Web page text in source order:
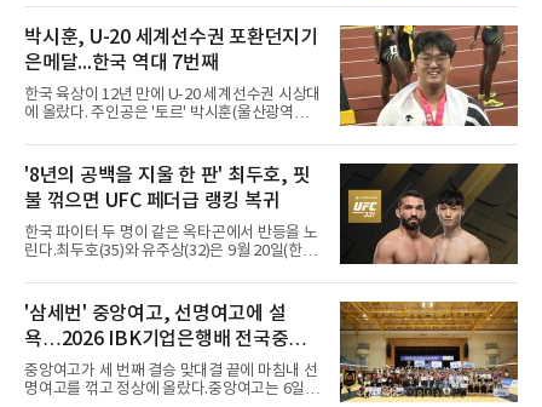
다.B조에서는 용산고가 안양고를 98-71로 꺾고
대회 2연승을 달렸다.한편 남중
서 일본여자프로농구 2부 리그 아란마레에 54-
79로 졌다. 이다연이 14점을 넣었으나 20점 9리
바운드를 기록한 바이 쿰바 디야산을 앞세운 상
대를 넘지 못했다.이번 대회에 처음 출전한 아란
마레는 조별리그부터 결승까지 6전 전승을 거뒀
고, 디야산이 최우수선수(MVP)로 뽑혔다.
박시훈, U-20 세계선수권 포환던지기
은메달...한국 역대 7번째
한국 육상이 12년 만에 U-20 세계선수권 시상대
에 올랐다. 주인공은 '토르' 박시훈(울산광역시)
진 헤이워드 필드에서 열린 세계육상연맹(WA)
20세 이하 세계선수권 남자 포환던지기 결선에
서 20.31ｍ를 던져 2위에 올랐다. 우승자 알레산
드로 보르헤스(브라질)와는 4㎝ 차이였다.기록
의 의미는 크다. 1986년 시작된 이 대회에서 한
국이 따낸 메달은 은 1개와 동 5개뿐이다. 1992
년 이진일(800ｍ)의 은메달 이후 박재홍, 박재
7번째 메달리스트가 됐다.승부는 막판에 갈렸
다. 3차 시기에서 20.31ｍ로 선
'8년의 공백을 지울 한 판' 최두호, 핏
불 꺾으면 UFC 페더급 랭킹 복귀
한국 파이터 두 명이 같은 옥타곤에서 반등을 노
린다.최두호(35)와 유주상(32)은 9월 20일(한국
서 열리는 'UFC 331: 반 vs 판토자 2'에 출전해
각각 파트리시우 핏불(39·브라질), 마이클 애즈
웰 주니어(25·미국)와 맞선다.최두호의 목표는 8
년 만의 페더급 랭킹 재진입이다. 데뷔 후 3연속
KO승으로 11위까지 올랐던 그는 2018년 7월 순
위에서 빠졌고, 병역을 마치고 2023년 복귀한
뒤 1무에 이어 다시 3연속 KO승을 기록했다.상
'삼세번' 중앙여고, 선명여고에 설
욕…2026 IBK기업은행배 전국중고
배구대회 우승
중앙여고가 세 번째 결승 맞대결 끝에 마침내 선
명여고를 꺾고 정상에 올랐다.중앙여고는 6일